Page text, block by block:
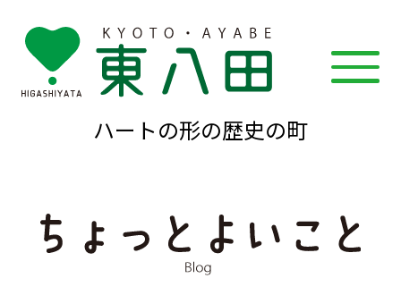
ハートの形の歴史の町